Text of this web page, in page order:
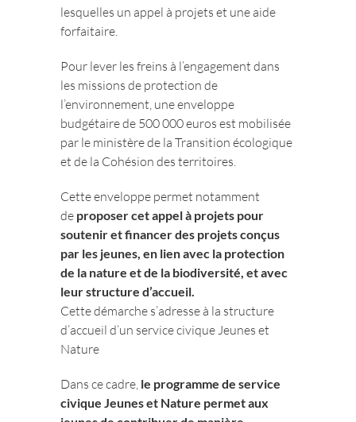
lesquelles un appel à projets et une aide
forfaitaire.
Pour lever les freins à l’engagement dans
les missions de protection de
l’environnement, une enveloppe
budgétaire de 500 000 euros est mobilisée
par le ministère de la Transition écologique
et de la Cohésion des territoires.
Cette enveloppe permet notamment
de proposer cet appel à projets pour
soutenir et financer des projets conçus
par les jeunes, en lien avec la protection
de la nature et de la biodiversité, et avec
leur structure d’accueil.
Cette démarche s’adresse à la structure
d’accueil d’un service civique Jeunes et
Nature
Dans ce cadre, le programme de service
civique Jeunes et Nature permet aux